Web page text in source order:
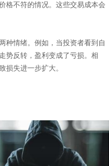
格不符的情况。这些交易成本会
种情绪。例如，当投资者看到自
势反转，盈利变成了亏损。相
损失进一步扩大。